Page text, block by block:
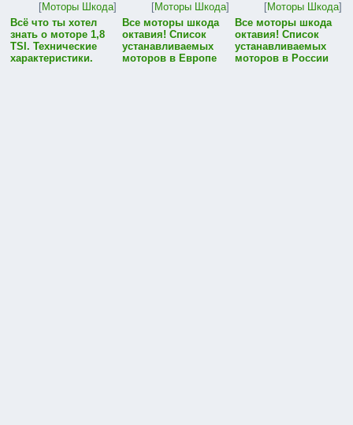
[Моторы Шкода]
Всё что ты хотел
знать о моторе 1,8
TSI. Технические
характеристики.
[Моторы Шкода]
Все моторы шкода
октавия! Список
устанавливаемых
моторов в Европе
[Моторы Шкода]
Все моторы шкода
октавия! Список
устанавливаемых
моторов в России